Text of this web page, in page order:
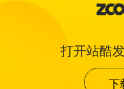
打开站酷
下